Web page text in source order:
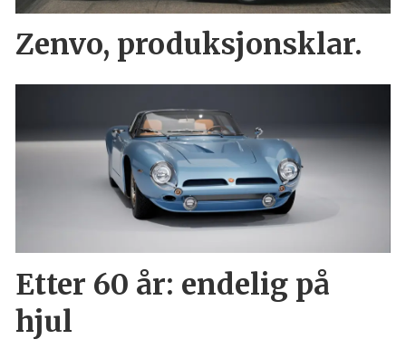
Zenvo, produksjonsklar.
Etter 60 år: endelig på
hjul